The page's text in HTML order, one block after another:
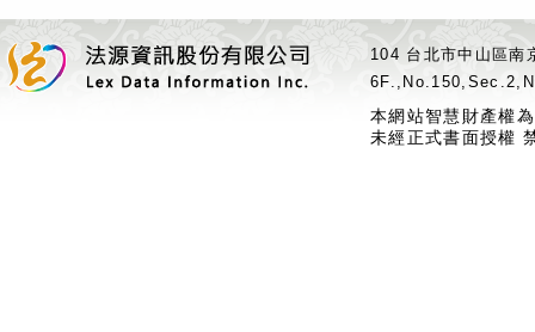
104 台北市中山區
本網站智慧財產權
未經正式書面授權